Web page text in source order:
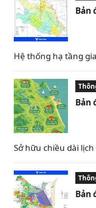
Bản
Hệ thống hạ tầng
Bản
Sở hữu chiều dài
Bản